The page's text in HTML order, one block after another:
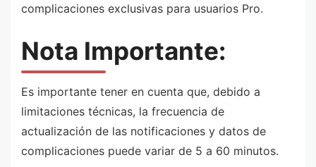
complicaciones exclusivas para usuarios Pro.
Nota Importante:
Es importante tener en cuenta que, debido a
limitaciones técnicas, la frecuencia de
actualización de las notificaciones y datos de
complicaciones puede variar de 5 a 60 minutos.